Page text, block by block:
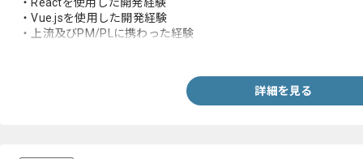
・Vue.jsを使用した開発経験
・上流及びPM/PLに携わった経験
詳細を見る